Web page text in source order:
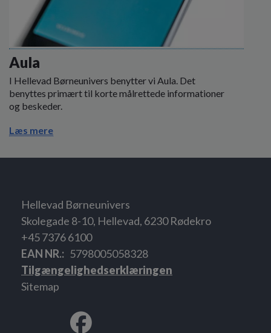
Aula
I Hellevad Børneunivers benytter vi Aula. Det
benyttes primært til korte målrettede informationer
og beskeder.
Læs mere
Hellevad Børneunivers
Skolegade 8-10, Hellevad, 6230 Rødekro
+45 7376 6100
EAN NR.
5798005058328
Tilgængelighedserklæringen
Sitemap